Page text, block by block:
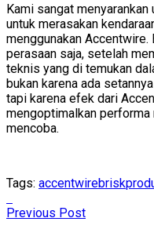
Kami sangat
untuk merasakan
menggunakan
perasaan saja, setelah
teknis yang di temukan
bukan karena ada
tapi karena efek dari
mengoptimalkan performa
mencoba.
Tags: accentwirebrisk
Previous Post